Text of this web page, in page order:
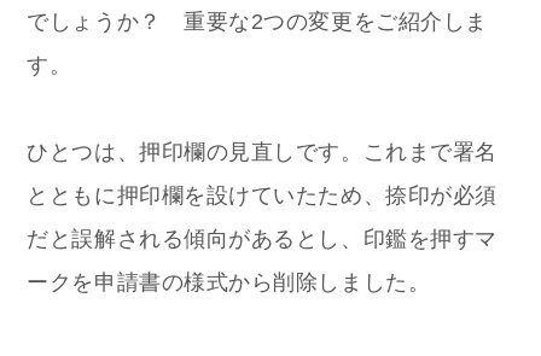
でしょうか？ 重要な2つの変更をご紹介しま
す。
ひとつは、押印欄の見直しです。これまで署名
とともに押印欄を設けていたため、捺印が必須
だと誤解される傾向があるとし、印鑑を押すマ
ークを申請書の様式から削除しました。